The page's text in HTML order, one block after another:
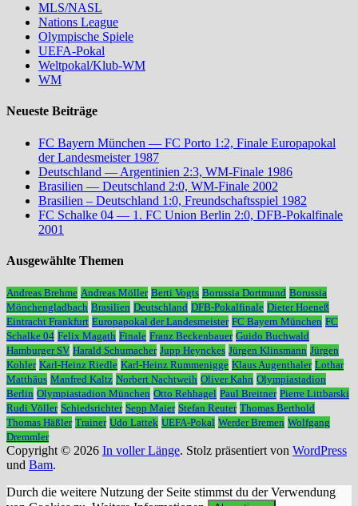
MLS/NASL
Nations League
Olympische Spiele
UEFA-Pokal
Weltpokal/Klub-WM
WM
Neueste Beiträge
FC Bayern München — FC Porto 1:2, Finale Europapokal
der Landesmeister 1987
Deutschland — Argentinien 2:3, WM-Finale 1986
Brasilien — Deutschland 2:0, WM-Finale 2002
Brasilien – Deutschland 1:0, Freundschaftsspiel 1982
FC Schalke 04 — 1. FC Union Berlin 2:0, DFB-Pokalfinale
2001
Ausgewählte Themen
Andreas Brehme Andreas Möller Berti Vogts Borussia Dortmund Borussia
Mönchengladbach Brasilien Deutschland DFB-Pokalfinale Dieter Hoeneß
Eintracht Frankfurt Europapokal der Landesmeister FC Bayern München FC
Schalke 04 Felix Magath Finale Franz Beckenbauer Guido Buchwald
Hamburger SV Harald Schumacher Jupp Heynckes Jürgen Klinsmann Jürgen
Kohler Karl-Heinz Riedle Karl-Heinz Rummenigge Klaus Augenthaler Lothar
Matthäus Manfred Kaltz Norbert Nachtweih Oliver Kahn Olympiastadion
Berlin Olympiastadion München Otto Rehhagel Paul Breitner Pierre Littbarski
Rudi Völler Schiedsrichter Sepp Maier Stefan Reuter Thomas Berthold
Thomas Häßler Trainer Udo Lattek UEFA-Pokal Werder Bremen Wolfgang
Dremmler
Copyright © 2026 In voller Länge. Stolz präsentiert von WordPress
und Bam.
Durch die weitere Nutzung der Seite stimmst du der Verwendung